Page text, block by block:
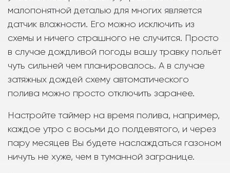
малопонятной деталью для многих является
датчик влажности. Его можно исключить из
схемы и ничего страшного не случится. Просто
в случае дождливой погоды вашу травку польёт
чуть сильней чем планировалось. А в случае
затяжных дождей схему автоматического
полива можно просто отключить заранее.
Настройте таймер на время полива, например,
каждое утро с восьми до полдевятого, и через
пару месяцев Вы будете наслаждаться газоном
ничуть не хуже, чем в туманной загранице.